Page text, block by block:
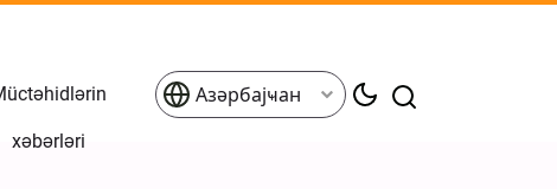
xəbərləri
Азәрбајҹан